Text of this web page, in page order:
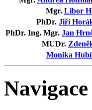
Mgr. Libor
PhDr. Jiří
PhDr. Ing. Mgr. Jan
MUDr.
Monika
Navigace